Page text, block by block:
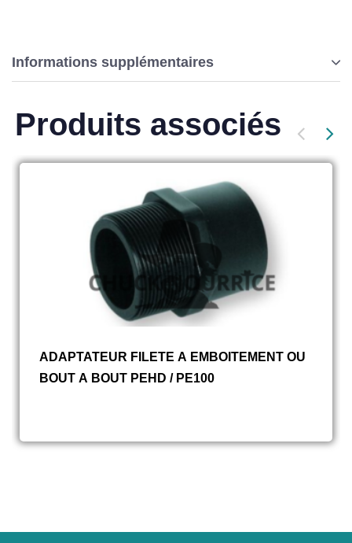
Informations supplémentaires
Produits associés
ADAPTATEUR FILETE A EMBOITEMENT OU
BOUT A BOUT PEHD / PE100